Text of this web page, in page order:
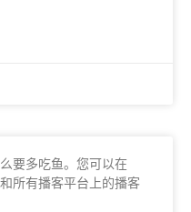
要多吃鱼。您可以在
所有播客平台上的播客